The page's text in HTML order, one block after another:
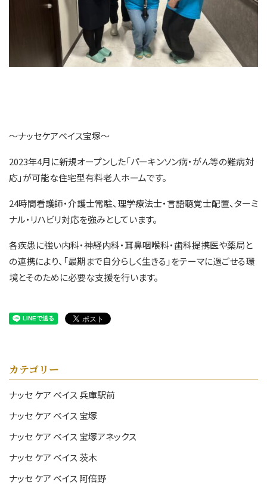
～ナッセケアベイス宝塚～
2023年4月に新規オープンした「パーキンソン病・がん等の難病対
応」が可能な住宅型有料老人ホームです。
24時間看護師・介護士常駐、理学療法士・言語聴覚士配置、ターミ
ナル・リハビリ対応を強みとしています。
各疾患に強い内科・神経内科・耳鼻咽喉科・歯科提携医や薬局と
の連携により、「最期まで自分らしく生きる」をテーマに過ごせる環
境とそのために必要な支援を行います。
カテゴリー
ナッセ ケア ベイス 兵庫駅前
ナッセ ケア ベイス 宝塚
ナッセ ケア ベイス 宝塚アネックス
ナッセ ケア ベイス 茨木
ナッセ ケア ベイス 阿倍野